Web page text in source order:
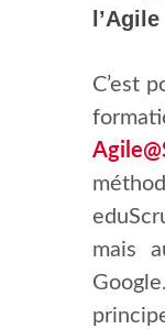
l’Agile
C’est
mais